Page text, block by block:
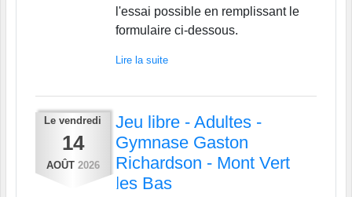
l'essai possible en remplissant le
formulaire ci-dessous.
Lire la suite
Le vendredi
14
AOÛT 2026
Jeu libre - Adultes -
Gymnase Gaston
Richardson - Mont Vert
les Bas